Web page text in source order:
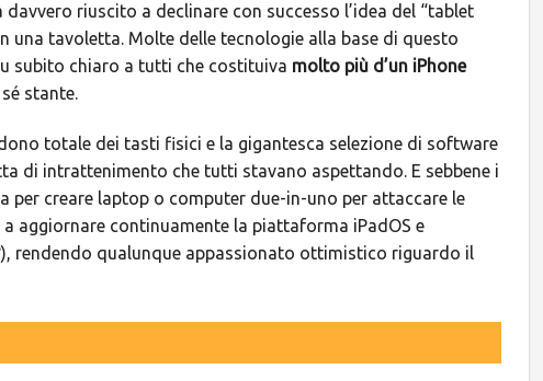
riuscito a declinare con successo l’idea del “tablet
una tavoletta. Molte delle tecnologie alla base di questo
subito chiaro a tutti che costituiva molto più d’un iPhone
stante.
totale dei tasti fisici e la gigantesca selezione di software
di intrattenimento che tutti stavano aspettando. E sebbene i
creare laptop o computer due-in-uno per attaccare le
aggiornare continuamente la piattaforma iPadOS e
rendendo qualunque appassionato ottimistico riguardo il